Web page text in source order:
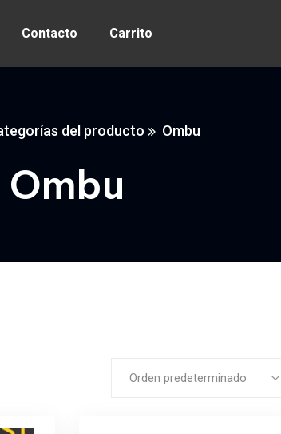
Contacto Carrito
del producto Ombu
Ombu
Orden predeterminado